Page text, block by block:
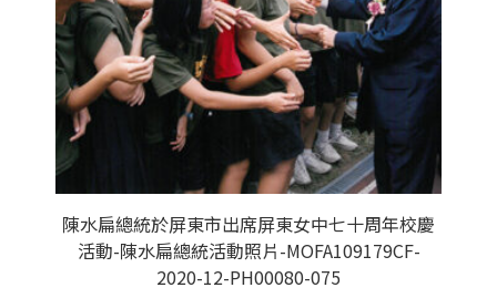
陳水扁總統於屏東市出席屏東女中七十周年校慶
活動-陳水扁總統活動照片-MOFA109179CF-
2020-12-PH00080-075